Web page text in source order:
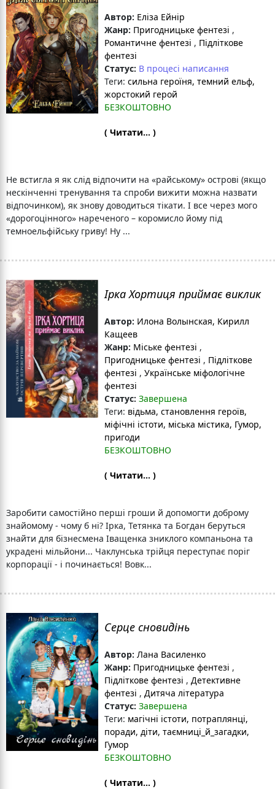
Автор: Еліза Ейнір
Жанр: Пригодницьке фентезі ,
Романтичне фентезі , Підліткове
фентезі
Статус: В процесі написання
Теги: сильна героїня, темний ельф,
жорстокий герой
БЕЗКОШТОВНО
( Читати... )
Не встигла я як слід відпочити на «райському» острові (якщо
нескінченні тренування та спроби вижити можна назвати
відпочинком), як знову доводиться тікати. І все через мого
«дорогоцінного» нареченого – коромисло йому під
темноельфійську гриву! Ну ...
Ірка Хортиця приймає виклик
Автор: Илона Волынская, Кирилл
Кащеев
Жанр: Міське фентезі ,
Пригодницьке фентезі , Підліткове
фентезі , Українське міфологічне
фентезі
Статус: Завершена
Теги: відьма, становлення героїв,
міфічні істоти, міська містика, Гумор,
пригоди
БЕЗКОШТОВНО
( Читати... )
Заробити самостійно перші гроши й допомогти доброму
знайомому - чому б ні? Ірка, Тетянка та Богдан беруться
знайти для бізнесмена Іващенка зниклого компаньона та
украдені мільйони... Чаклунська трійця переступає поріг
корпорації - і починається! Вовк...
Серце сновидінь
Автор: Лана Василенко
Жанр: Пригодницьке фентезі ,
Підліткове фентезі , Детективне
фентезі , Дитяча література
Статус: Завершена
Теги: магічні істоти, потраплянці,
поради, діти, таємниці_й_загадки,
Гумор
БЕЗКОШТОВНО
( Читати... )